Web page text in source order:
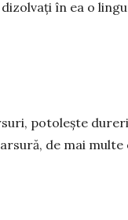
în ea o
potoleș­te
de mai mul­te